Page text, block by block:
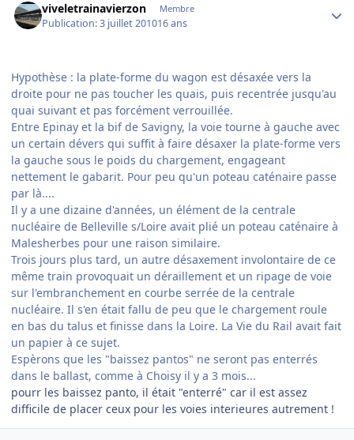
viveletrainavierzon Membre
Publication:3 juillet 201016 ans
Hypothèse : la plate-forme du wagon est désaxée vers la
droite pour ne pas toucher les quais, puis recentrée jusqu'au
quai suivant et pas forcément verrouillée.
Entre Epinay et la bif de Savigny, la voie tourne à gauche avec
un certain dévers qui suffit à faire désaxer la plate-forme vers
la gauche sous le poids du chargement, engageant
nettement le gabarit. Pour peu qu'un poteau caténaire passe
par là....
Il y a une dizaine d'années, un élément de la centrale
nucléaire de Belleville s/Loire avait plié un poteau caténaire à
Malesherbes pour une raison similaire.
Trois jours plus tard, un autre désaxement involontaire de ce
même train provoquait un déraillement et un ripage de voie
sur l'embranchement en courbe serrée de la centrale
nucléaire. Il s'en était fallu de peu que le chargement roule
en bas du talus et finisse dans la Loire. La Vie du Rail avait fait
un papier à ce sujet.
Espèrons que les "baissez pantos" ne seront pas enterrés
dans le ballast, comme à Choisy il y a 3 mois...
pourr les baissez panto, il était "enterré" car il est assez
difficile de placer ceux pour les voies interieures autrement !